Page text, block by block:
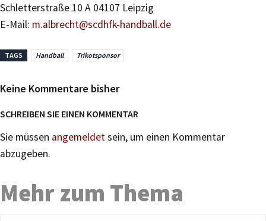
Schletterstraße 10 A 04107 Leipzig
E-Mail: m.albrecht@scdhfk-handball.de
TAGS Handball Trikotsponsor
Keine Kommentare bisher
SCHREIBEN SIE EINEN KOMMENTAR
Sie müssen angemeldetsein, um einen Kommentar
abzugeben.
Mehr zum Thema